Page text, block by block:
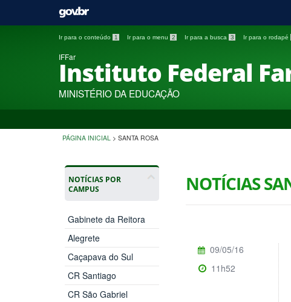
Ir para o conteúdo 1 Ir para o menu 2 Ir para a busca 3 Ir para o rodapé
IFFar
Instituto Federal
MINISTÉRIO DA EDUCAÇÃO
PÁGINA INICIAL > SANTA ROSA
NOTÍCIAS POR
CAMPUS
Gabinete da Reitora
Alegrete
Caçapava do Sul
CR Santiago
CR São Gabriel
NOTÍCIAS
09/05/16
11h52